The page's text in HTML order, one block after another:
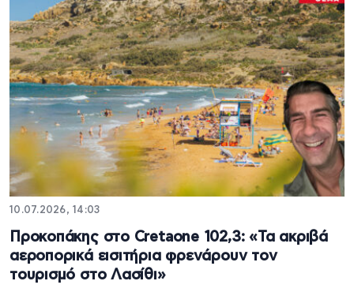
10.07.2026, 14:03
Προκοπάκης στο Cretaone 102,3: «Τα ακριβά
αεροπορικά εισιτήρια φρενάρουν τον
τουρισμό στο Λασίθι»